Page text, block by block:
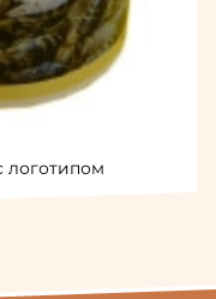
логотипом